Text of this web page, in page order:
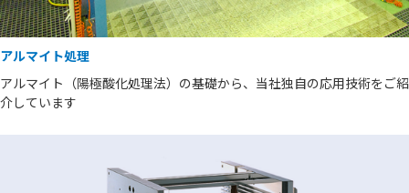
アルマイト処理
アルマイト（陽極酸化処理法）の基礎から、当社独自の応用技術をご紹
介しています